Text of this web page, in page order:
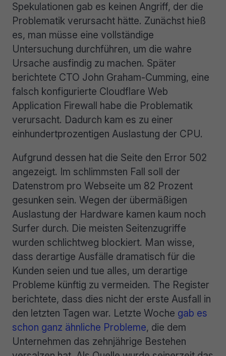
Spekulationen gab es keinen Angriff, der die
Problematik verursacht hätte. Zunächst hieß
es, man müsse eine vollständige
Untersuchung durchführen, um die wahre
Ursache ausfindig zu machen. Später
berichtete CTO John Graham-Cumming, eine
falsch konfigurierte Cloudflare Web
Application Firewall habe die Problematik
verursacht. Dadurch kam es zu einer
einhundertprozentigen Auslastung der CPU.
Aufgrund dessen hat die Seite den Error 502
angezeigt. Im schlimmsten Fall soll der
Datenstrom pro Webseite um 82 Prozent
gesunken sein. Wegen der übermäßigen
Auslastung der Hardware kamen kaum noch
Surfer durch. Die meisten Seitenzugriffe
wurden schlichtweg blockiert. Man wisse,
dass derartige Ausfälle dramatisch für die
Kunden seien und tue alles, um derartige
Probleme künftig zu vermeiden. The Register
berichtete, dass dies nicht der erste Ausfall in
den letzten Tagen war. Letzte Woche gab es
schon ganz ähnliche Probleme, die dem
Unternehmen das zehnjährige Bestehen